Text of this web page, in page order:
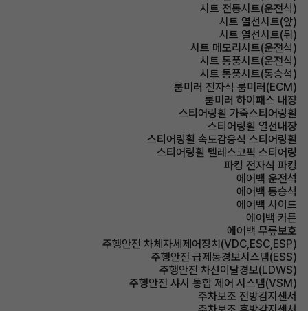
시트 전동시트(운전석)
시트 열선시트(앞)
시트 열선시트(뒤)
시트 메모리시트(운전석)
시트 통풍시트(운전석)
시트 통풍시트(동승석)
룸미러 전자식 룸미러(ECM)
룸미러 하이패스 내장
스티어링휠 가죽스티어링휠
스티어링휠 열선내장
스티어링휠 속도감응식 스티어링휠
스티어링휠 텔레스코픽 스티어링
파킹 전자식 파킹
에어백 운전석
에어백 동승석
에어백 사이드
에어백 커튼
에어백 무릎보호
주행안전 차체자세제어장치(VDC,ESC,ESP)
주행안전 급제동경보시스템(ESS)
주행안전 차선이탈경보(LDWS)
주행안전 샤시 통합 제어 시스템(VSM)
주차보조 전방감지센서